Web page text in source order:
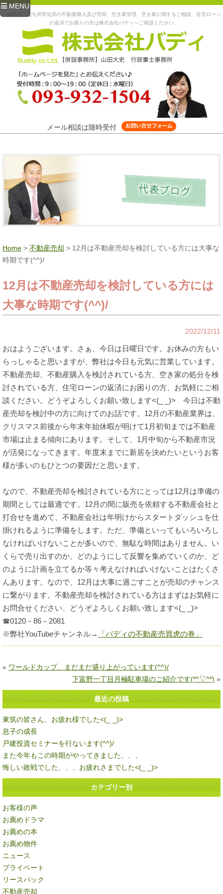
MENU
福岡県、北九州市近郊の不動産購入及び売却、空き家管理、空き家に関するご相談、住宅ローン
の返済でお困りの方は株式会社バディへご相談ください。
メール相談は随時受付
Home > 不動産売却 > 12月は不動産売却を検討している方には大事な
時期です(^^)/
12月は不動産売却を検討している方には
大事な時期です(^^)/
2022/12/11
おはようございます。さぁ、今日は日曜日です。お休みの方もい
らっしゃると思いますが、弊社は今日も元気に営業しています。
不動産売却、不動産購入を検討されている方、空き家の処分を検
討されている方、住宅ローンの返済にお困りの方、お気軽にご相
談ください。どうぞよろしくお願い致します<(_ _)> 今日は不動
産売却を検討中の方に向けてのお話です。12月の不動産業界は、
クリスマス前後から年末年始休暇が明けて1月初旬までは不動産
市場は止まる傾向にあります。そして、1月中旬から不動産市況
が活発になってきます。年度末までに新居を決めたいというお客
様が多いのもひとつの要因だと思います。
なので、不動産売却を検討されている方にとっては12月は準備の
期間としては最適です。12月の間に販売を依頼する不動産会社と
打合せを進めて、不動産会社は年明けからスタートダッシュを仕
掛けれるように準備をします。ただ、準備といってもいろいろし
なければいけないことが多いので、無駄な時間はありません。い
くらで売り出すのか、どのようにして反響を集めていくのか、ど
のように計画を立てるか等々考えなければいけないことはたくさ
んあります。なので、12月は大事に過ごすことが売却のチャンス
に繋がります。不動産売却を検討されている方はまずはお気軽に
お問合せください、どうぞよろしくお願い致します<(_ _)>
☎0120－86－2081
※弊社YouTubeチャンネル→
「バディの不動産売買虎の巻」
« ワールドカップ、まだまだ盛り上がっています(^^)/
下富野一丁目月極駐車場のご紹介です(*^▽^*) »
最近の投稿
東筑の皆さん、お疲れ様でした<(_ _)>
息子の成長
戸建投資セミナーを行ないます(^^)/
また今年もこの時期がやってきました、、、
悔しい敗戦でした、、、お疲れさまでした<(_ _)>
カテゴリー別
お客様の声
お薦めドラマ
お薦めの本
お薦め物件
ニュース
プライベート
リースバック
不動産売却